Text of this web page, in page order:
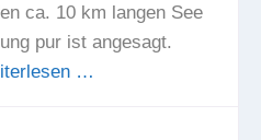
ca. 10 km langen See
pur ist angesagt.
…